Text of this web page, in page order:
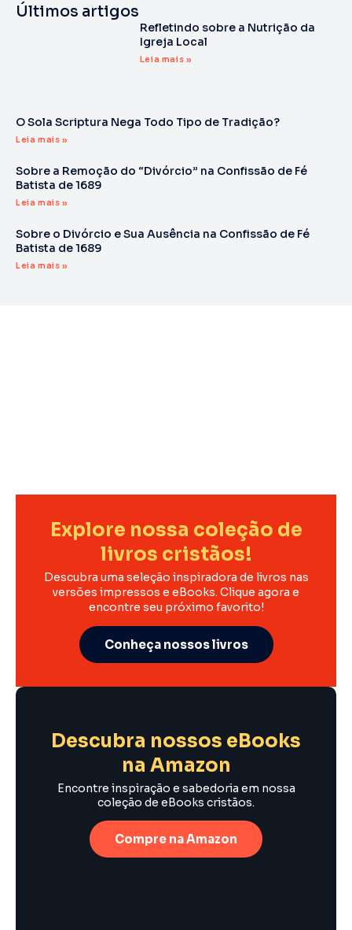
Últimos artigos
Refletindo sobre a Nutrição da
Igreja Local
Leia mais »
O Sola Scriptura Nega Todo Tipo de Tradição?
Leia mais »
Sobre a Remoção do “Divórcio” na Confissão de Fé
Batista de 1689
Leia mais »
Sobre o Divórcio e Sua Ausência na Confissão de Fé
Batista de 1689
Leia mais »
Explore nossa coleção de
livros cristãos!
Descubra uma seleção inspiradora de livros nas
versões impressos e eBooks. Clique agora e
encontre seu próximo favorito!
Conheça nossos livros
Descubra nossos eBooks
na Amazon
Encontre inspiração e sabedoria em nossa
coleção de eBooks cristãos.
Compre na Amazon